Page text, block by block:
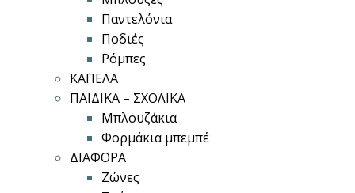
Παντελόνια
Ποδιές
Ρόμπες
ΚΑΠΕΛΑ
ΠΑΙΔΙΚΑ – ΣΧΟΛΙΚΑ
Μπλουζάκια
Φορμάκια μπεμπέ
ΔΙΑΦΟΡΑ
Ζώνες